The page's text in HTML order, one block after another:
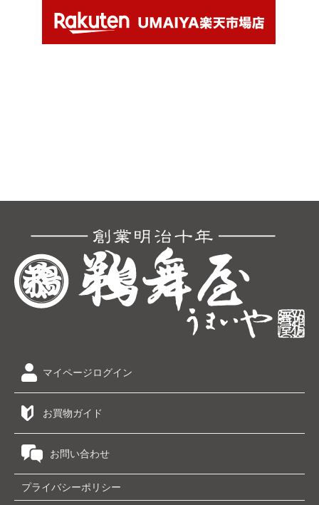
マイページログイン
お買物ガイド
お問い合わせ
プライバシーポリシー